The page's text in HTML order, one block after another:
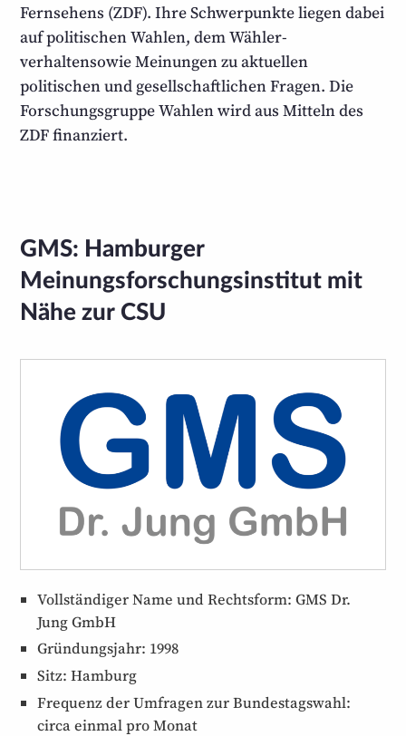
Fernsehens (ZDF). Ihre Schwer­punkte liegen dabei
auf politischen Wahlen, dem Wähler­
verhaltensowie Meinungen zu aktuellen
politischen und gesell­schaft­lichen Fragen. Die
Forschungs­gruppe Wahlen wird aus Mitteln des
ZDF finanziert.
GMS: Hamburger
Meinungsforschungsinstitut mit
Nähe zur CSU
Vollständiger Name und Rechtsform: GMS Dr.
Jung GmbH
Gründungsjahr: 1998
Sitz: Hamburg
Frequenz der Umfragen zur Bundestags­wahl:
circa einmal pro Monat